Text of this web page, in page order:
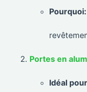
Pourquoi:
Portes en
Idéal